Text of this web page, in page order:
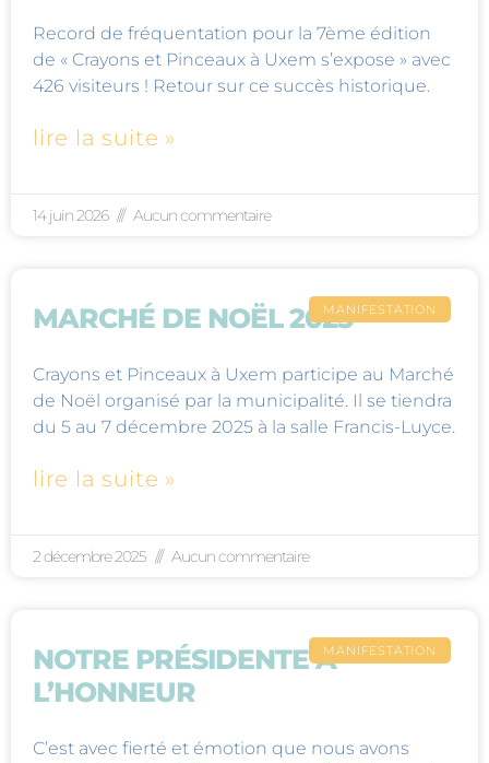
Record de fréquentation pour la 7ème édition
de « Crayons et Pinceaux à Uxem s’expose » avec
426 visiteurs ! Retour sur ce succès historique.
lire la suite »
14 juin 2026 Aucun commentaire
MANIFESTATION
MARCHÉ DE NOËL 2025
Crayons et Pinceaux à Uxem participe au Marché
de Noël organisé par la municipalité. Il se tiendra
du 5 au 7 décembre 2025 à la salle Francis-Luyce.
lire la suite »
2 décembre 2025 Aucun commentaire
MANIFESTATION
NOTRE PRÉSIDENTE À
L’HONNEUR
C’est avec fierté et émotion que nous avons